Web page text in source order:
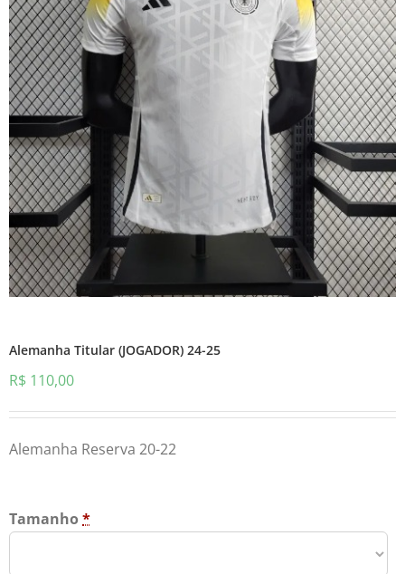
Alemanha Titular (JOGADOR) 24-25
R$ 110,00
Alemanha Reserva 20-22
Tamanho *